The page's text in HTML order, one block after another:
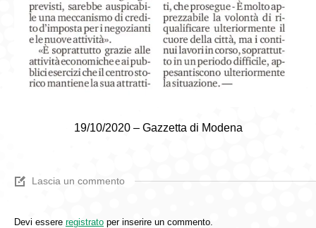
19/10/2020 – Gazzetta di Modena
Lascia un commento
Devi essere registrato per inserire un commento.